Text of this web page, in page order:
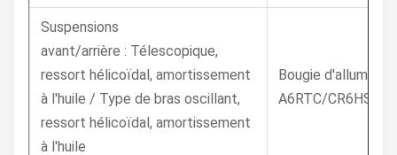
Suspensions
avant/arrière : Télescopique,
ressort hélicoïdal, amortissement
à l'huile / Type de bras oscillant,
ressort hélicoïdal, amortissement
à l'huile
Bougie d'allumage :
A6RTC/CR6HSA